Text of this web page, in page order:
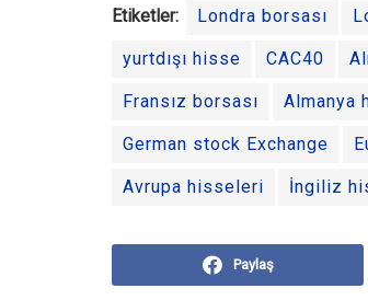
Etiketler: Londra borsası
yurtdışı hisse CAC40
Fransız borsası Almanya
German stock Exchange
Avrupa hisseleri İngiliz
Paylaş